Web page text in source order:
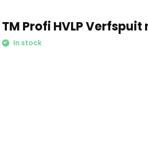
TM Profi HVLP
In stock